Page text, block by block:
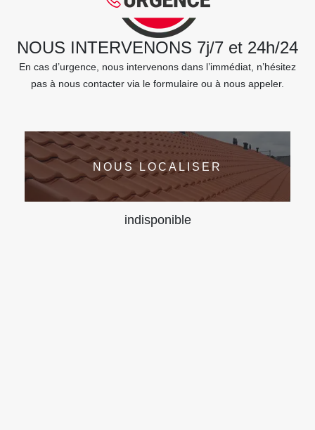
NOUS INTERVENONS 7j/7 et 24h/24
En cas d’urgence, nous intervenons dans l’immédiat, n’hésitez
pas à nous contacter via le formulaire ou à nous appeler.
NOUS LOCALISER
indisponible